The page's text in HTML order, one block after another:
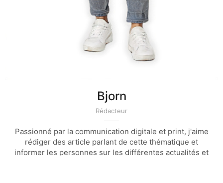
Bjorn
Rédacteur
Passionné par la communication digitale et print, j'aime
rédiger des article parlant de cette thématique et
informer les personnes sur les différentes actualités et